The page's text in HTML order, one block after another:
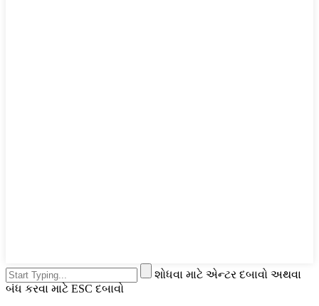
શોધવા માટે એન્ટર દબાવો અથવા
બંધ કરવા માટે ESC દબાવો